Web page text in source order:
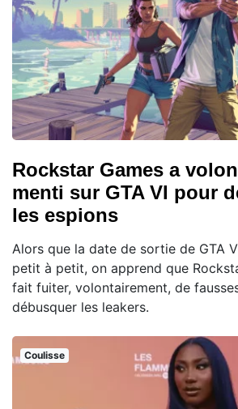
Rockstar Games a
menti sur GTA VI pour
les espions
Alors que la date de sortie de GTA
petit à petit, on apprend que
fait fuiter, volontairement, de
débusquer les leakers.
Coulisse